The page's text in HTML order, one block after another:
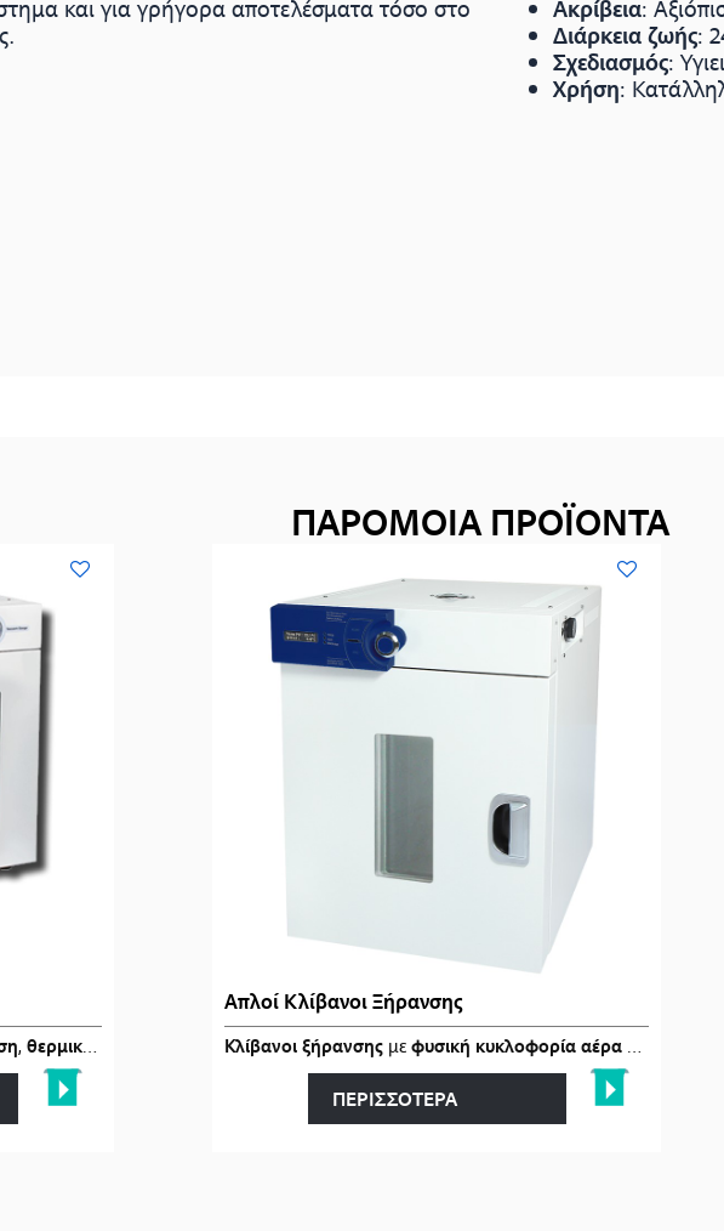
και για γρήγορα αποτελέσματα τόσο στο
Ακρίβεια:
Διάρκεια ζωής:
Σχεδιασμός:
Χρήση:
ΠΑΡΟΜΟΙΑ ΠΡΟΪΟΝΤΑ
, θερμική επεξεργασία και εφα�…
Απλοί Κλίβανοι Ξήρανσης
Κλίβανοι ξήρανσης μεφυσική κυκλοφορία αέρα (Gravity-Air)
ΠΕΡΙΣΣΟΤΕΡΑ